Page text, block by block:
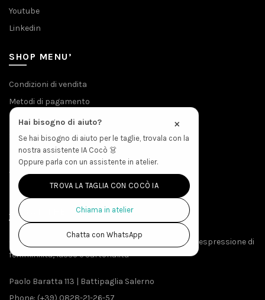
Youtube
Linkedin
SHOP MENU’
Condizioni di vendita
Metodi di pagamento
Privacy & Cookies
Spedizioni
Politica Resi
Accesso Produzione
ABOUT THE STORE
Creato da menti sapienti e mani esperte, EVAeM è espressione di
femminilità, lusso e sartorialità
Paolo Baratta 113 | Battipaglia Salerno
×
Hai bisogno di aiuto?
Se hai bisogno di aiuto per le taglie, trovala con la
nostra assistente IA Cocò 👗
Oppure parla con un assistente in atelier.
TROVA LA TAGLIA CON COCÒ IA
Chiama in atelier
Chatta con WhatsApp